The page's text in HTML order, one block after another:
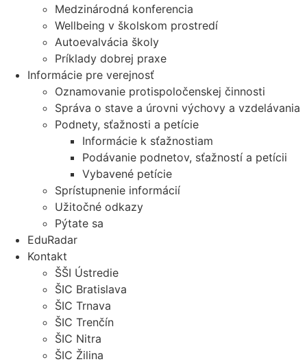
Medzinárodná konferencia
Wellbeing v školskom prostredí
Autoevalvácia školy
Príklady dobrej praxe
Informácie pre verejnosť
Oznamovanie protispoločenskej činnosti
Správa o stave a úrovni výchovy a vzdelávania
Podnety, sťažnosti a petície
Informácie k sťažnostiam
Podávanie podnetov, sťažností a petícii
Vybavené petície
Sprístupnenie informácií
Užitočné odkazy
Pýtate sa
EduRadar
Kontakt
ŠŠI Ústredie
ŠIC Bratislava
ŠIC Trnava
ŠIC Trenčín
ŠIC Nitra
ŠIC Žilina